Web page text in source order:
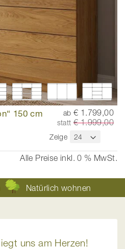
150 cm ab € 1.799,00
statt € 1.999,00
Zeige
Alle Preise inkl. 0 % MwSt.
Natürlich wohnen
uns am Herzen!